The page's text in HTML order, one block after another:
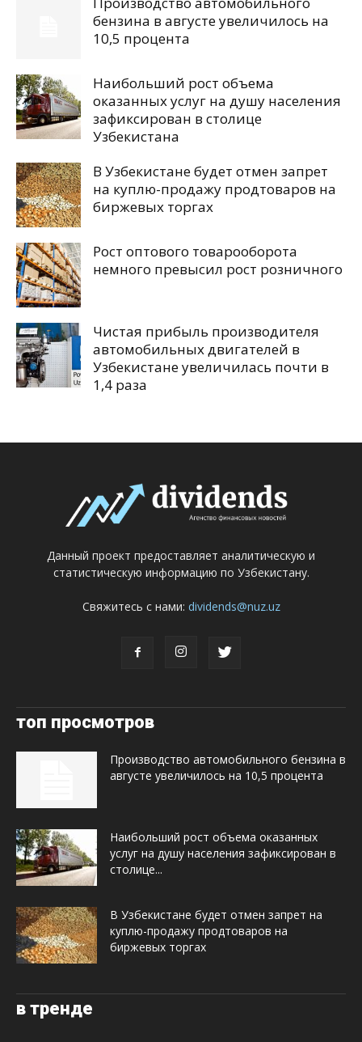
бензина в августе увеличилось на
10,5 процента
Наибольший рост объема
оказанных услуг на душу населения
зафиксирован в столице
Узбекистана
В Узбекистане будет отмен запрет
на куплю-продажу продтоваров на
биржевых торгах
Рост оптового товарооборота
немного превысил рост розничного
Чистая прибыль производителя
автомобильных двигателей в
Узбекистане увеличилась почти в
1,4 раза
Данный проект предоставляет аналитическую и
статистическую информацию по Узбекистану.
Свяжитесь с нами: dividends@nuz.uz
топ просмотров
Производство автомобильного бензина в
августе увеличилось на 10,5 процента
Наибольший рост объема оказанных
услуг на душу населения зафиксирован в
столице...
В Узбекистане будет отмен запрет на
куплю-продажу продтоваров на
биржевых торгах
в тренде